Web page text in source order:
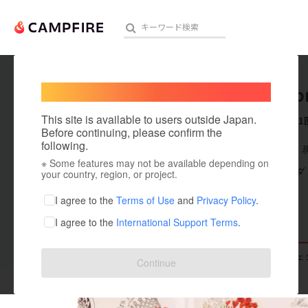
人気のプロジェクト 注目の
アート・写真
テクノロジー・ガジェット
映像・映画
ビジネス・起業
まちづくり・地域活性化
This site is available to users outside Japan.
Before continuing, please confirm the
following.
※ Some features may not be available depending on
your country, region, or project.
I agree to the Terms of Use and Privacy Policy.
I agree to the International Support Terms.
Continue
これまでに1
出身国：カナダ
プロジ